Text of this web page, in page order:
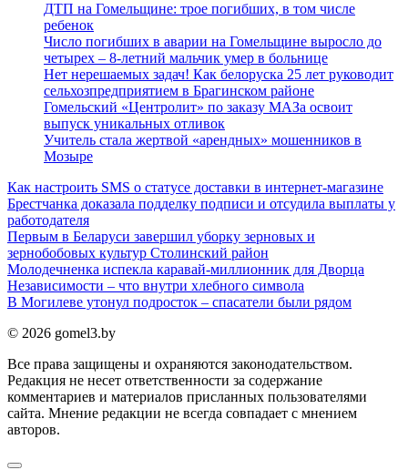
ДТП на Гомельщине: трое погибших, в том числе
ребенок
Число погибших в аварии на Гомельщине выросло до
четырех – 8-летний мальчик умер в больнице
Нет нерешаемых задач! Как белоруска 25 лет руководит
сельхозпредприятием в Брагинском районе
Гомельский «Центролит» по заказу МАЗа освоит
выпуск уникальных отливок
Учитель стала жертвой «арендных» мошенников в
Мозыре
Как настроить SMS о статусе доставки в интернет-магазине
Брестчанка доказала подделку подписи и отсудила выплаты у
работодателя
Первым в Беларуси завершил уборку зерновых и
зернобобовых культур Столинский район
Молодечненка испекла каравай-миллионник для Дворца
Независимости – что внутри хлебного символа
В Могилеве утонул подросток – спасатели были рядом
© 2026 gomel3.by
Все права защищены и охраняются законодательством.
Редакция не несет ответственности за содержание
комментариев и материалов присланных пользователями
сайта. Мнение редакции не всегда совпадает с мнением
авторов.